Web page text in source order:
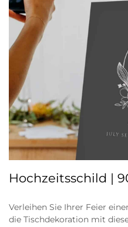
Hochzeitsschild |
Verleihen Sie Ihrer Feier
die Tischdekoration mit